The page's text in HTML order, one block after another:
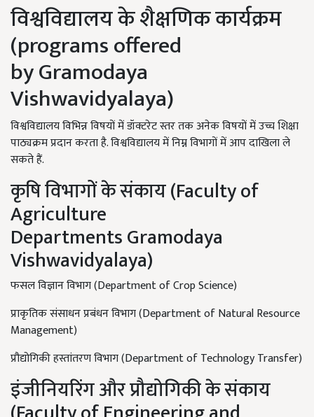
विश्वविद्यालय के शैक्षणिक कार्यक्रम
(programs offered
byGramodaya
Vishwavidyalaya)
विश्वविद्यालय विभिन्न विषयों में डॉक्टरेट स्तर तक अनेक विषयों में उच्च शिक्षा
पाठ्यक्रम प्रदान करता है. विश्वविद्यालय में निम्न विभागों में आप दाखिला ले
सकते हैं.
कृषि विभागों के संकाय (Faculty of
Agriculture
DepartmentsGramodaya
Vishwavidyalaya)
फसल विज्ञान विभाग (Department of Crop Science)
प्राकृतिक संसाधन प्रबंधन विभाग (Department of Natural Resource
Management)
प्रौद्योगिकी हस्तांतरण विभाग (Department of Technology Transfer)
इंजीनियरिंग और प्रौद्योगिकी के संकाय